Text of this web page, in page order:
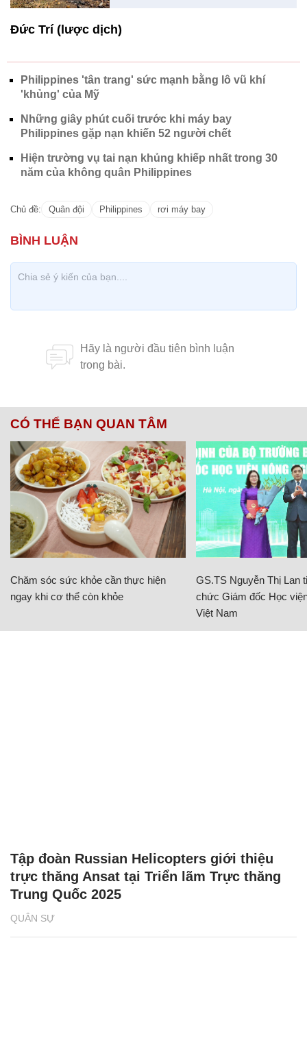
Đức Trí (lược dịch)
Philippines 'tân trang' sức mạnh bằng lô vũ khí
'khủng' của Mỹ
Những giây phút cuối trước khi máy bay
Philippines gặp nạn khiến 52 người chết
Hiện trường vụ tai nạn khủng khiếp nhất trong 30
năm của không quân Philippines
Chủ đề: Quân đội Philippines rơi máy bay
CÓ THỂ BẠN QUAN TÂM
Chăm sóc sức khỏe cần thực hiện
ngay khi cơ thể còn khỏe
GS.TS Nguyễn Thị Lan
chức Giám đốc Học
Việt Nam
QUÂN SỰ
Tập đoàn Russian Helicopters giới thiệu
trực thăng Ansat tại Triển lãm Trực thăng
Trung Quốc 2025